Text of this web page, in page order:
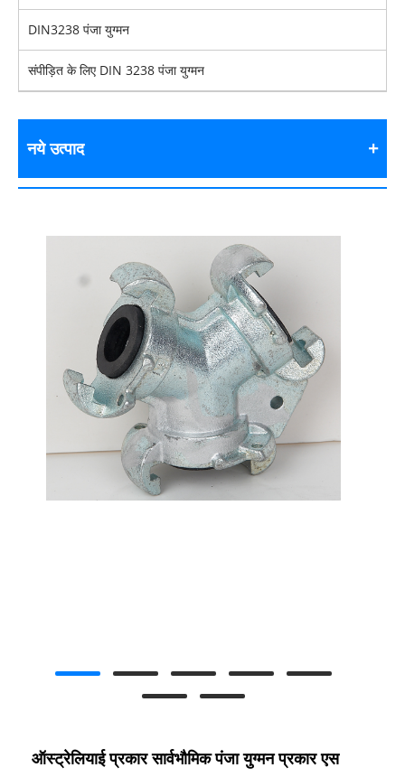
DIN3238 पंजा युग्मन
संपीड़ित के लिए DIN 3238 पंजा युग्मन
नये उत्पाद
ऑस्ट्रेलियाई प्रकार सार्वभौमिक पंजा युग्मन प्रकार एस